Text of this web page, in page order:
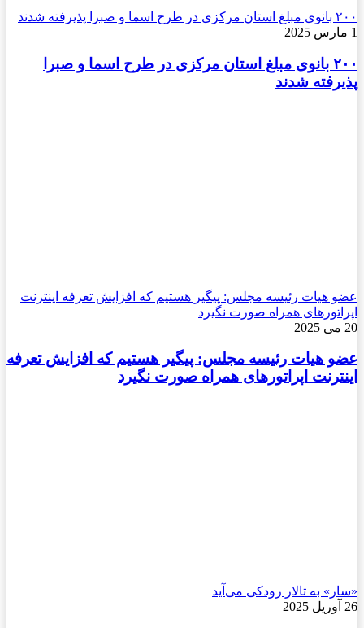
۲۰۰ بانوی مبلغ استان مرکزی در طرح اسما و صبرا پذیرفته شدند
1 مارس 2025
۲۰۰ بانوی مبلغ استان مرکزی در طرح اسما و صبرا
پذیرفته شدند
عضو هیات رئیسه مجلس: پیگیر هستیم که افزایش تعرفه اینترنت
اپراتورهای همراه صورت نگیرد
20 می 2025
عضو هیات رئیسه مجلس: پیگیر هستیم که افزایش تعرفه
اینترنت اپراتورهای همراه صورت نگیرد
«سار» به تالار رودکی می‌آید
26 آوریل 2025